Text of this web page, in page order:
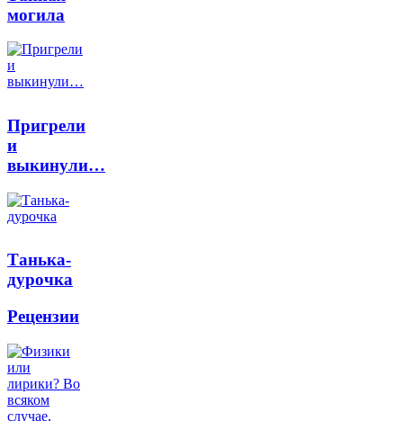
могила
Пригрели
и
выкинули…
Танька-
дурочка
Рецензии